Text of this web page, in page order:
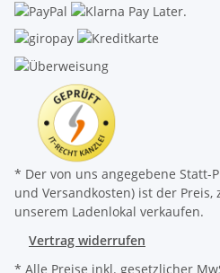
* Der von uns angegebene Statt-
und Versandkosten) ist der
unserem Ladenlokal verkaufen.
Vertrag widerrufen
* Alle Preise inkl. gesetzlicher